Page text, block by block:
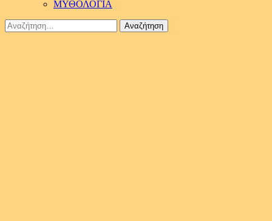
ΜΥΘΟΛΟΓΙΑ
Αναζήτηση
για: